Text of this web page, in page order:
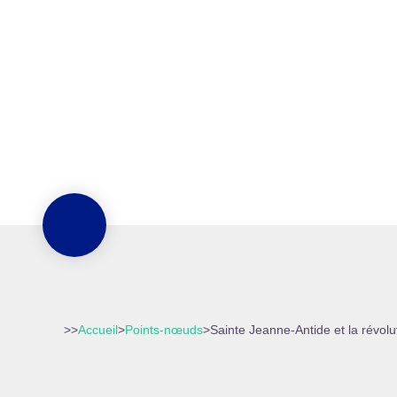
>>Accueil>Points-nœuds>Sainte Jeanne-Antide et la